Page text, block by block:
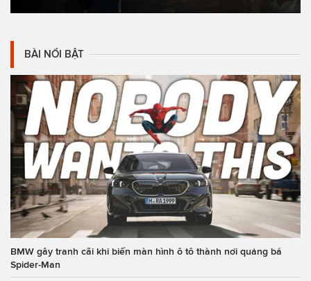
BÀI NỔI BẬT
BMW gây tranh cãi khi biến màn hình ô tô thành nơi quảng bá
Spider-Man